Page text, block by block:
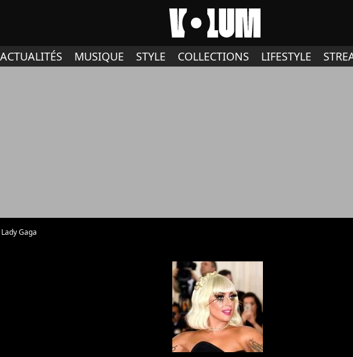
ACTUALITÉS MUSIQUE STYLE COLLECTIONS LIFESTYLE
Lady Gaga